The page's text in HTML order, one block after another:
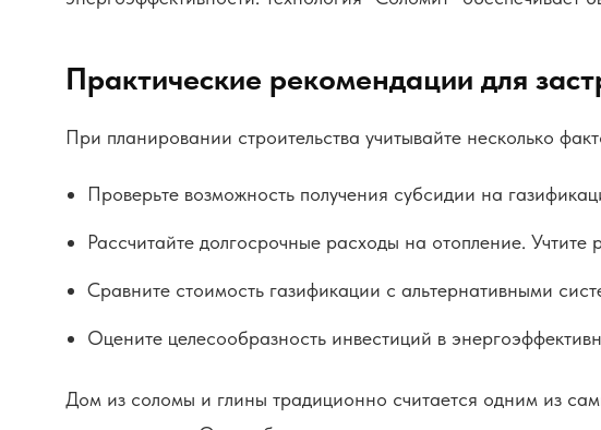
Практические рекомендации для
При планировании строительства учитывайте несколько
Проверьте возможность получения субсидии на
Рассчитайте долгосрочные расходы на отопление. Учтите
Сравните стоимость газификации с альтернативными
Оцените целесообразность инвестиций в
Дом из соломы и глины традиционно считается одним из